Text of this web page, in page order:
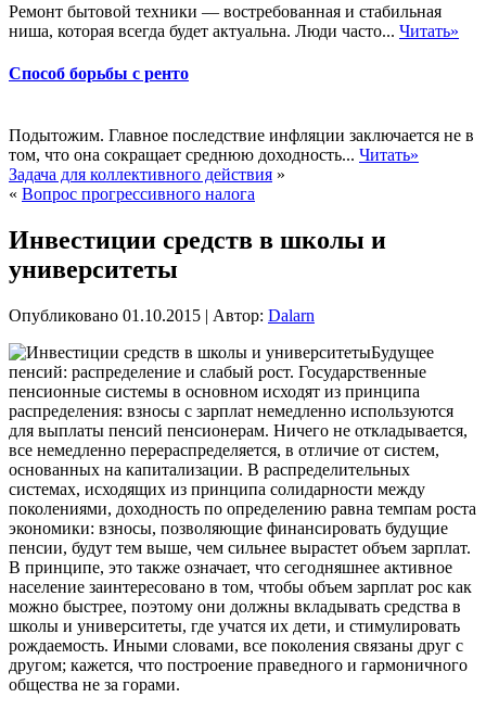
Ремонт бытовой техники — востребованная и стабильная
ниша, которая всегда будет актуальна. Люди часто... Читать»
Способ борьбы с ренто
Подытожим. Главное последствие инфляции заключается не в
том, что она сокращает среднюю доходность... Читать»
Задача для коллективного действия »
« Вопрос прогрессивного налога
Инвестиции средств в школы и
университеты
Опубликовано 01.10.2015 | Автор: Dalarn
Будущее
пенсий: распределение и слабый рост. Государственные
пенсионные системы в основном исходят из принципа
распределения: взносы с зарплат немедленно используются
для выплаты пенсий пенсионерам. Ничего не откладывается,
все немедленно перераспределяется, в отличие от систем,
основанных на капитализации. В распределительных
системах, исходящих из принципа солидарности между
поколениями, доходность по определению равна темпам роста
экономики: взносы, позволяющие финансировать будущие
пенсии, будут тем выше, чем сильнее вырастет объем зарплат.
В принципе, это также означает, что сегодняшнее активное
население заинтересовано в том, чтобы объем зарплат рос как
можно быстрее, поэтому они должны вкладывать средства в
школы и университеты, где учатся их дети, и стимулировать
рождаемость. Иными словами, все поколения связаны друг с
другом; кажется, что построение праведного и гармоничного
общества не за горами.